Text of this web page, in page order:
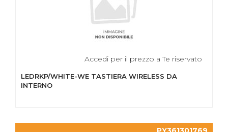
Accedi per il prezzo a Te riservato
LEDRKP/WHITE-WE TASTIERA WIRELESS DA
INTERNO